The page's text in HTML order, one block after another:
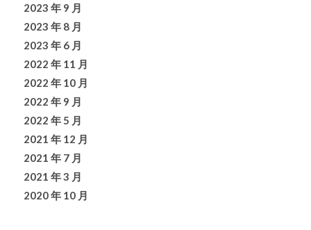
2023 年 9 月
2023 年 8 月
2023 年 6 月
2022 年 11 月
2022 年 10 月
2022 年 9 月
2022 年 5 月
2021 年 12 月
2021 年 7 月
2021 年 3 月
2020 年 10 月